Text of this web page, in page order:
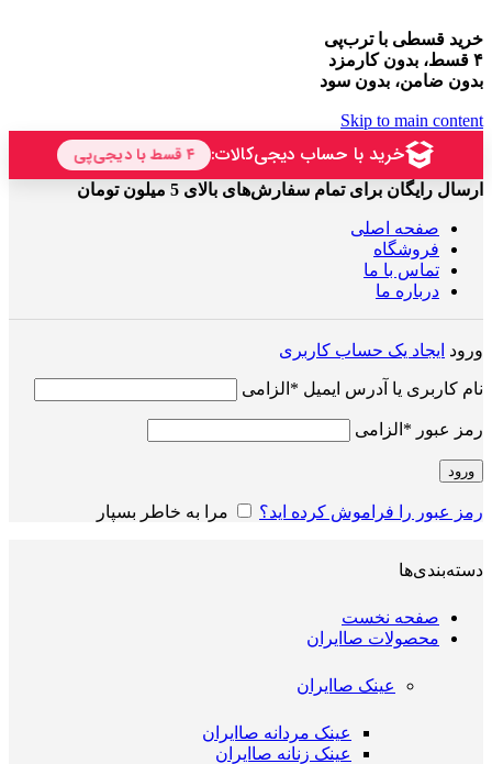
خرید قسطی با ترب‌پی
۴ قسط، بدون کارمزد
بدون ضامن، بدون سود
Skip to main content
ارسال رایگان برای تمام سفارش‌های بالای 5 میلون تومان
صفحه اصلی
فروشگاه
تماس با ما
درباره ما
ورود ایجاد یک حساب کاربری
نام کاربری یا آدرس ایمیل * الزامی
رمز عبور * الزامی
ورود
رمز عبور را فراموش کرده اید؟ مرا به خاطر بسپار
دسته‌بندی‌ها
صفحه نخست
محصولات صاایران
عینک صاایران
عینک مردانه صاایران
عینک زنانه صاایران